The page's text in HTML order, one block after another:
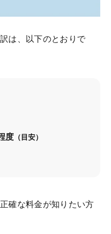
は、以下のとおりで
度 （目安）
確な料金が知りたい方